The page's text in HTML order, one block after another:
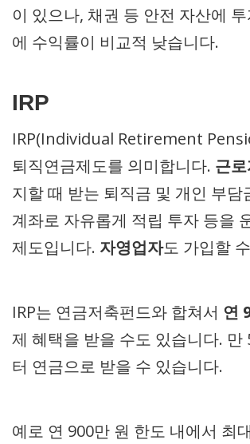
이 있으나, 채권 등 안전 자산에
에 수익률이 비교적 낮습니다.
IRP
IRP(Individual Retirement
퇴직연금제도를 의미합니다. 근
지할 때 받는 퇴직금 및 개인 부담
계좌로 자유롭게 적립 투자 등을
제도입니다. 자영업자도 가입할
IRP는 연금저축펀드와 합쳐서 연
제 혜택을 받을 수도 있습니다. 만
터 연금으로 받을 수 있습니다.
예로 연 900만 원 한도 내에서 최